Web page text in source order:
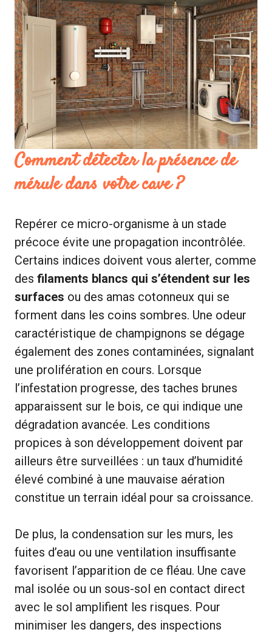
Comment détecter la présence de
mérule dans votre cave ?
Repérer ce micro-organisme à un stade
précoce évite une propagation incontrôlée.
Certains indices doivent vous alerter, comme
des filaments blancs qui s’étendent sur les
surfaces ou des amas cotonneux qui se
forment dans les coins sombres. Une odeur
caractéristique de champignons se dégage
également des zones contaminées, signalant
une prolifération en cours. Lorsque
l’infestation progresse, des taches brunes
apparaissent sur le bois, ce qui indique une
dégradation avancée. Les conditions
propices à son développement doivent par
ailleurs être surveillées : un taux d’humidité
élevé combiné à une mauvaise aération
constitue un terrain idéal pour sa croissance.
De plus, la condensation sur les murs, les
fuites d’eau ou une ventilation insuffisante
favorisent l’apparition de ce fléau. Une cave
mal isolée ou un sous-sol en contact direct
avec le sol amplifient les risques. Pour
minimiser les dangers, des inspections